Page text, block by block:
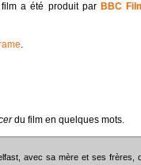
a été produit par BBC
.
du film en quelques mots.
avec sa mère et ses frères,